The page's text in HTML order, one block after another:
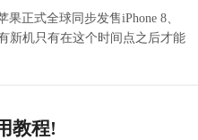
正式全球同步发售iPhone 8、
新机只有在这个时间点之后才能
教程!